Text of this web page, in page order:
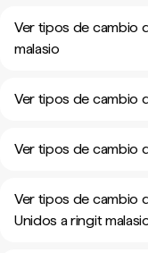
Ver tipos de cambio
malasio
Ver tipos de cambio
Ver tipos de cambio
Ver tipos de cambio
Unidos a ringit